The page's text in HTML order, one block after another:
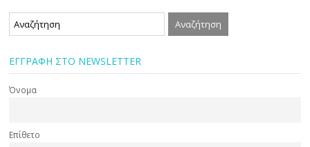
ΕΓΓΡΑΦΗ ΣΤΟ NEWSLETTER
Όνομα
Επίθετο